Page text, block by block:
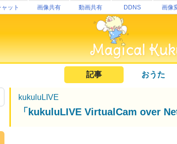
ャット 画像共有 動画共有 DDNS 画像
記事 おうた
kukuluLIVE
「kukuluLIVE VirtualCam over